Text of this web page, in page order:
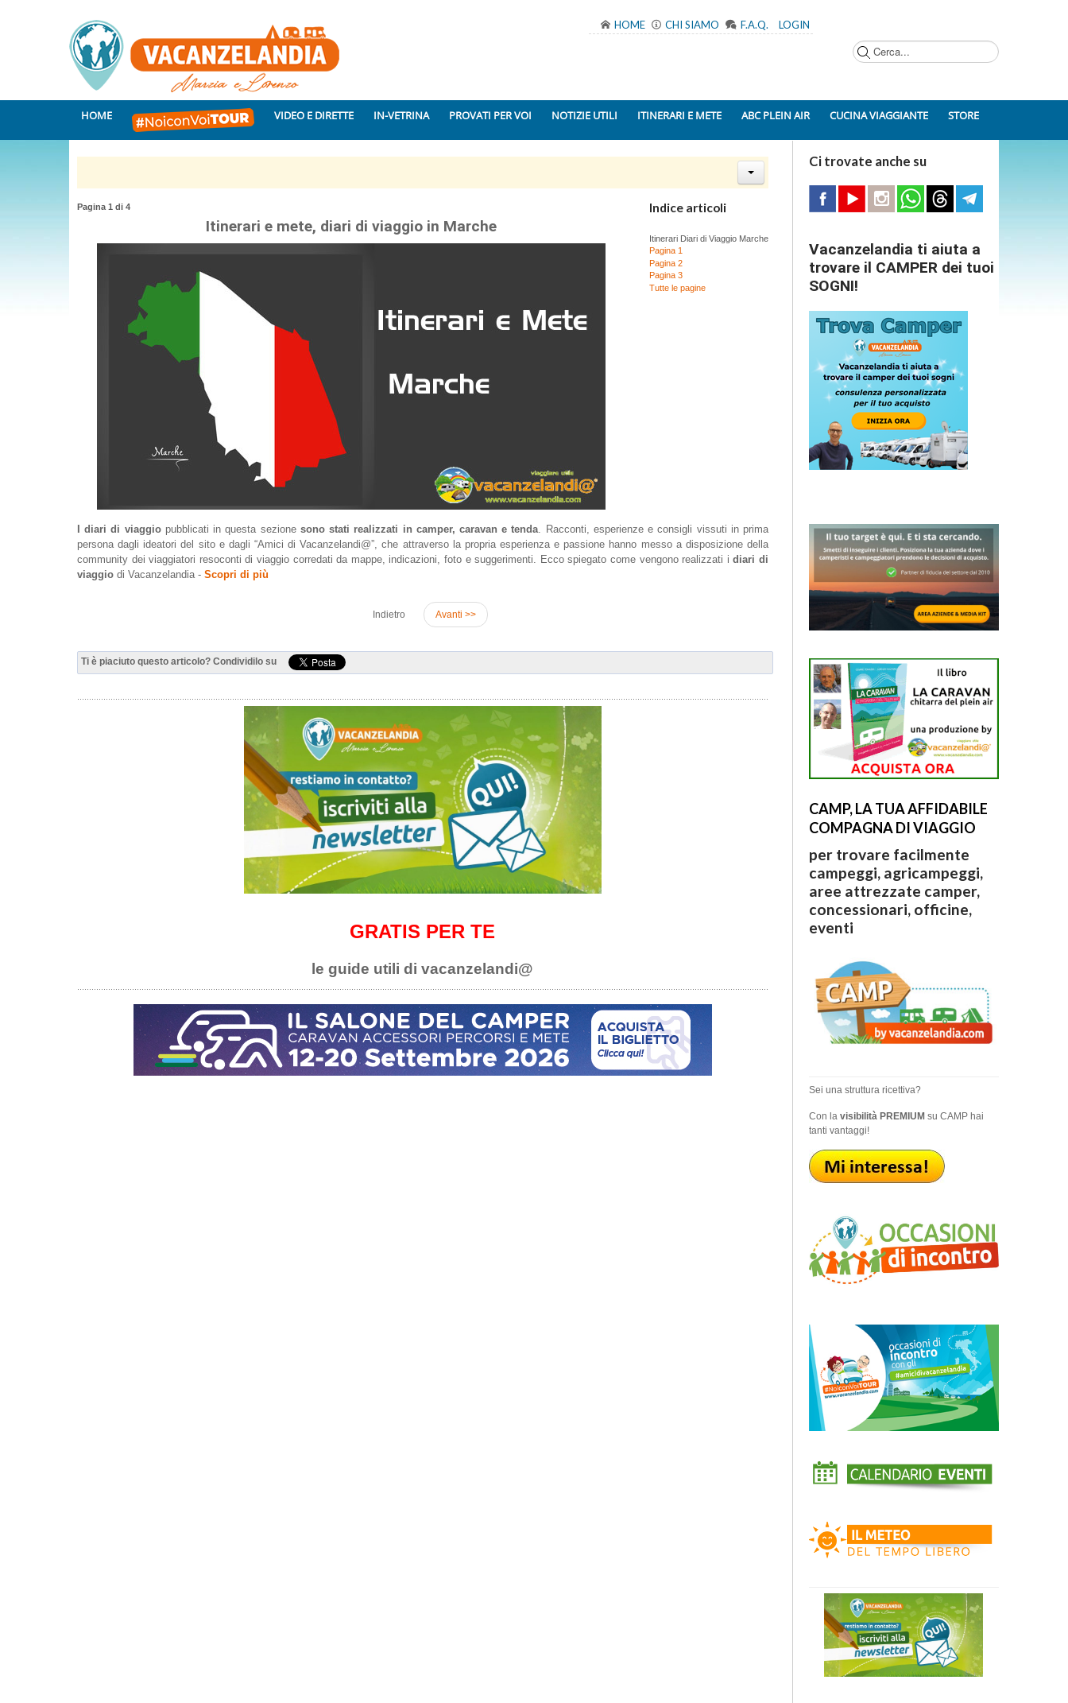
HOME CHI SIAMO F.A.Q. LOGIN
HOME VIDEO E DIRETTE IN-VETRINA PROVATI PER VOI NOTIZIE UTILI ITINERARI E METE ABC PLEIN AIR CUCINA VIAGGIANTE STORE
Indice articoli
Itinerari Diari di Viaggio Marche
Pagina 1
Pagina 2
Pagina 3
Tutte le pagine
Pagina 1 di 4
Itinerari e mete, diari di viaggio in Marche
I diari di viaggiopubblicati in questa sezione sono stati realizzati in camper, caravan e tenda. Racconti, esperienze e consigli vissuti in prima
persona dagli ideatori del sito e dagli “Amici di Vacanzelandi@”, che attraverso la propria esperienza e passione hanno messo a disposizione della
community dei viaggiatori resoconti di viaggio corredati da mappe, indicazioni, foto e suggerimenti. Ecco spiegato come vengono realizzati idiari di
viaggio di Vacanzelandia - Scopri di più
Indietro Avanti >>
Ti è piaciuto questo articolo? Condividilo su
GRATIS PER TE
le guide utili di vacanzelandi@
Ci trovate anche su
Vacanzelandia ti aiuta a
trovare il CAMPER dei tuoi
SOGNI!
CAMP, LA TUA AFFIDABILE
COMPAGNA DI VIAGGIO
per trovare facilmente
campeggi, agricampeggi,
aree attrezzate camper,
concessionari, officine,
eventi
Sei una struttura ricettiva?
Con la visibilità PREMIUMsu CAMP hai
tanti vantaggi!